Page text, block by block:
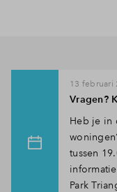
13 februari
Vragen?
Heb je in
tussen
Park